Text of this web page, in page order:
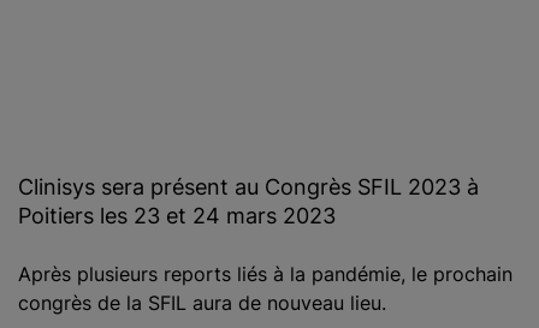
Clinisys sera présent au Congrès SFIL 2023 à
Poitiers les 23 et 24 mars 2023
Après plusieurs reports liés à la pandémie, le prochain
congrès de la SFIL aura de nouveau lieu.